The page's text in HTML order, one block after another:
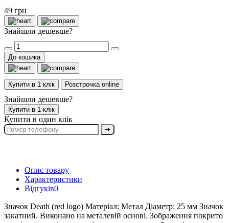
49 грн
Знайшли дешевше?
До кошика
Купити в 1 клік Розстрочка online
Знайшли дешевше?
Купити в 1 клік
Купити в один клік
➔
Опис товару
Характеристики
Відгуків0
Значок Death (red logo) Матеріал: Метал Діаметр: 25 мм Значок
закатний. Виконано на металевій основі. Зображення покрито